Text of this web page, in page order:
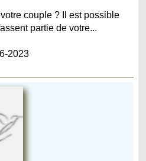
couple ? Il est possible
partie de votre...
2023